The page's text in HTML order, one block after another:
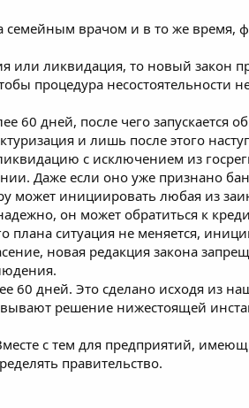
семейным врачом и в то же время,
или ликвидация, то новый закон
процедура несостоятельности
60 дней, после чего запускается
и лишь после этого
с исключением из
Даже если оно уже признано
может инициировать любая из
он может обратиться к
плана ситуация не меняется,
новая редакция закона
60 дней. Это сделано исходя из
решение нижестоящей
с тем для предприятий,
правительство.